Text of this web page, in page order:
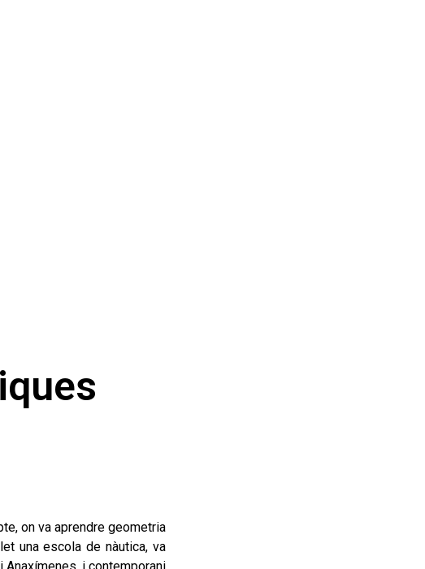
on va aprendre geometria
una escola de nàutica, va